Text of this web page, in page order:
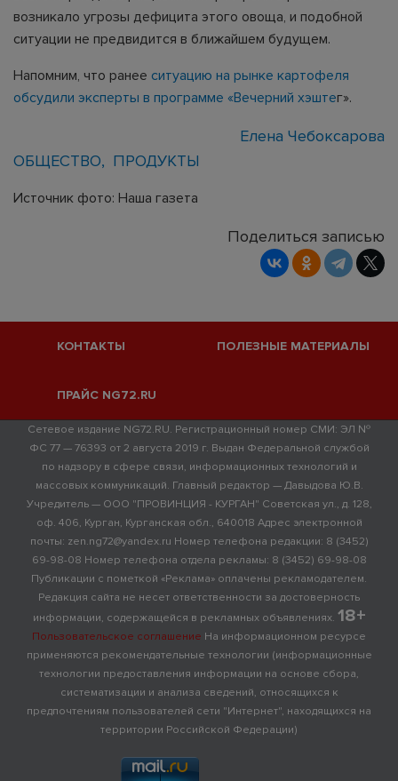
возникало угрозы дефицита этого овоща, и подобной
ситуации не предвидится в ближайшем будущем.
Напомним, что ранее ситуацию на рынке картофеля
обсудили эксперты в программе «Вечерний хэштег».
Елена Чебоксарова
ОБЩЕСТВО
ПРОДУКТЫ
Источник фото: Наша газета
Поделиться записью
КОНТАКТЫ ПОЛЕЗНЫЕ МАТЕРИАЛЫ
ПРАЙС NG72.RU
Сетевое издание NG72.RU. Регистрационный номер СМИ: ЭЛ №
ФС 77 — 76393 от 2 августа 2019 г. Выдан Федеральной службой
по надзору в сфере связи, информационных технологий и
массовых коммуникаций. Главный редактор — Давыдова Ю.В.
Учредитель — ООО "ПРОВИНЦИЯ - КУРГАН" Советская ул., д. 128,
оф. 406, Курган, Курганская обл., 640018 Адрес электронной
почты: zen.ng72@yandex.ru Номер телефона редакции: 8 (3452)
69-98-08 Номер телефона отдела рекламы: 8 (3452) 69-98-08
Публикации с пометкой «Реклама» оплачены рекламодателем.
Редакция сайта не несет ответственности за достоверность
информации, содержащейся в рекламных объявлениях. 18+
Пользовательское соглашение На информационном ресурсе
применяются рекомендательные технологии (информационные
технологии предоставления информации на основе сбора,
систематизации и анализа сведений, относящихся к
предпочтениям пользователей сети "Интернет", находящихся на
территории Российской Федерации)